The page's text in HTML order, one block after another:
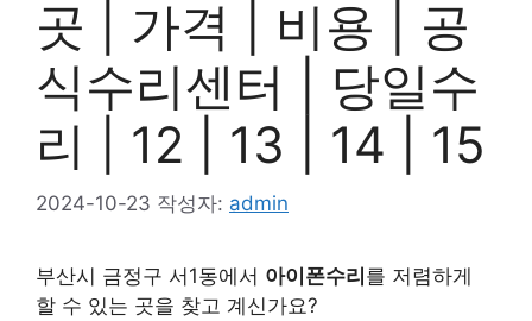
곳 | 가격 | 비용 | 공
식수리센터 | 당일수
리 | 12 | 13 | 14 | 15
2024-10-23 작성자: admin
부산시 금정구 서1동에서 아이폰수리를 저렴하게
할 수 있는 곳을 찾고 계신가요?